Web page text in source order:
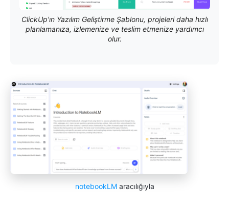
ClickUp'ın Yazılım Geliştirme Şablonu, projeleri daha hızlı
planlamanıza, izlemenize ve teslim etmenize yardımcı
olur.
notebookLMaracılığıyla